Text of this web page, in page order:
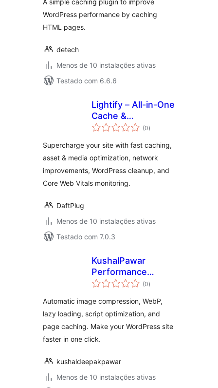
A simple caching plugin to improve
WordPress performance by caching
HTML pages.
detech
Menos de 10 instalações ativas
Testado com 6.6.6
Lightify – All-in-One
Cache &
Performance
Core Web Vitals
(0avaliações
totais
)
Supercharge your site with fast caching,
asset & media optimization, network
improvements, WordPress cleanup, and
Core Web Vitals monitoring.
DaftPlug
Menos de 10 instalações ativas
Testado com 7.0.3
KushalPawar
Performance
Optimizer
(0avaliações
totais
)
Automatic image compression, WebP,
lazy loading, script optimization, and
page caching. Make your WordPress site
faster in one click.
kushaldeepakpawar
Menos de 10 instalações ativas